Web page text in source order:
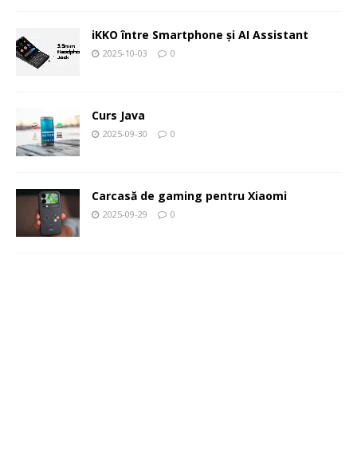
iKKO între Smartphone și AI Assistant
2025-10-03 0
Curs Java
2025-09-30 0
Carcasă de gaming pentru Xiaomi
2025-09-29 0